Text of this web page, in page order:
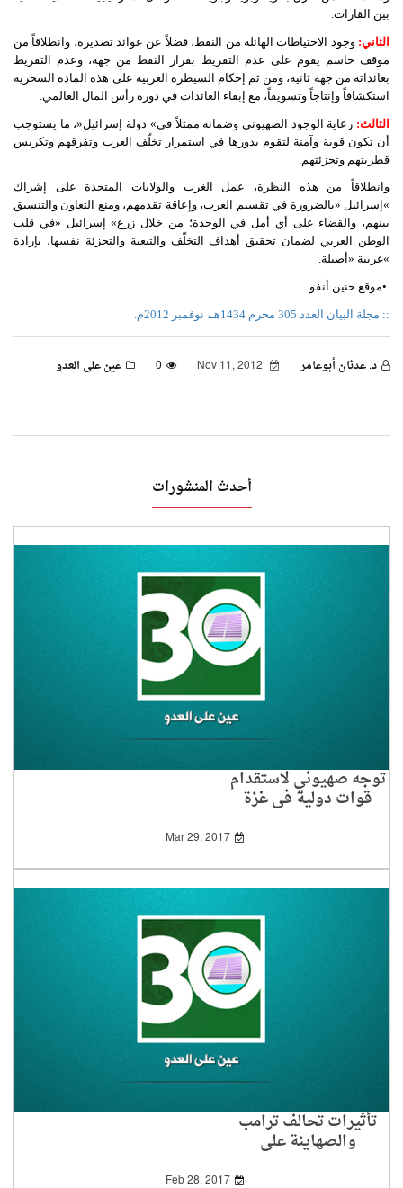
بين القارات.
الثاني: وجود الاحتياطات الهائلة من النفط، فضلاً عن عوائد تصديره، وانطلاقاً من
موقف حاسم يقوم على عدم التفريط بقرار النفط من جهة، وعدم التفريط
بعائداته من جهة ثانية، ومن ثم إحكام السيطرة الغربية على هذه المادة السحرية
استكشافاً وإنتاجاً وتسويقاً، مع إبقاء العائدات في دورة رأس المال العالمي.
الثالث: رعاية الوجود الصهيوني وضمانه ممثلاً في« دولة إسرائيل»، ما يستوجب
أن تكون قوية وآمنة لتقوم بدورها في استمرار تخلّف العرب وتفرقهم وتكريس
قطريتهم وتجزئتهم
وانطلاقاً من هذه النظرة، عمل الغرب والولايات المتحدة على
إشراك
«إسرائيل »بالضرورة في تقسيم العرب، وإعاقة تقدمهم، ومنع التعاون والتنسيق
بينهم، والقضاء على أي أمل في الوحدة؛ من خلال زرع« إسرائيل »في قلب
الوطن العربي لضمان تحقيق أهداف التخلّف والتبعية والتجزئة نفسها، بإرادة
«غربية »أصيلة.
•موقع حنين أنفو
:: مجلة البيان العدد 305 محرم 1434هـ، نوفمبر 2012م.
د. عدنان أبوعامر 0 عين على العدو
أحدث المنشورات
توجه صهيوني لاستقدام
قوات دولية في غزة
Mar 29, 2017
تأثيرات تحالف ترامب
والصهاينة على
الفلسطينيين
Feb 28, 2017